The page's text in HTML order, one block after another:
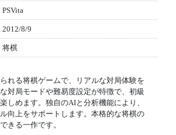
PSVita
2012/8/9
将棋
れる将棋ゲームで、リアルな対局体験を
対局モードや難易度設定が特徴で、初級
しめます。独自のAIと分析機能により、
向上をサポートします。本格的な将棋の
きる一作です。